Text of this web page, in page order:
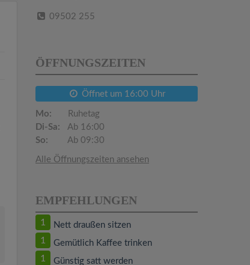
09502 255
ÖFFNUNGSZEITEN
Öffnet um 16:00 Uhr
Mo:
Ruhetag
Di-Sa:
Ab 16:00
So:
Ab 09:30
Alle Öffnungszeiten ansehen
EMPFEHLUNGEN
1 Nett draußen sitzen
1 Gemütlich Kaffee trinken
1 Günstig satt werden